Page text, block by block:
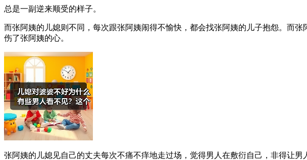
总是一副逆来顺受的样子。
而张阿姨的儿媳则不同，每次跟张阿姨闹得不愉快，都会找张阿姨的儿子抱怨。而
伤了张阿姨的心。
张阿姨的儿媳见自己的丈夫每次不痛不痒地走过场，觉得男人在敷衍自己，非得让